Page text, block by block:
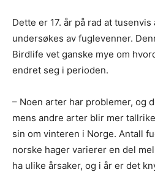
Dette er 17. år på rad at
undersøkes av fuglevenner.
Birdlife vet ganske mye om
endret seg i perioden.
– Noen arter har problemer, og
mens andre arter blir mer
sin om vinteren i Norge. Antall
norske hager varierer en del
ha ulike årsaker, og i år er det